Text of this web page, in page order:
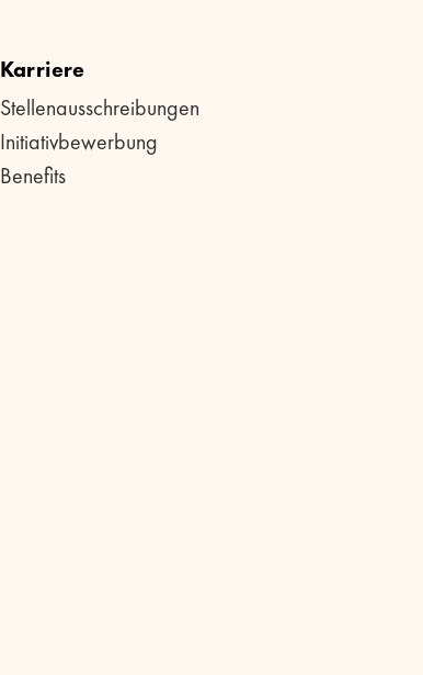
Karriere
Stellenausschreibungen
Initiativbewerbung
Benefits